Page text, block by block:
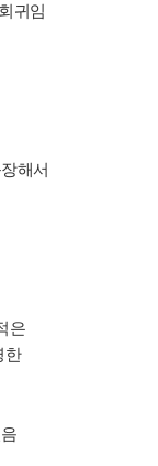
귀임
해서
은
한